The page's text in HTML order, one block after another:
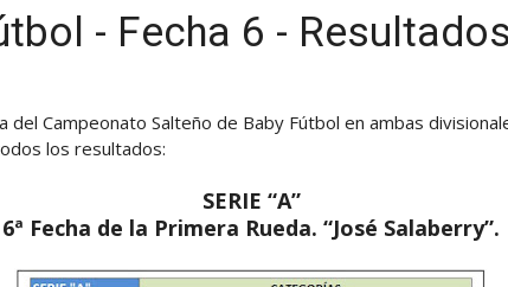
- Fecha 6 - Resultados
del Campeonato Salteño de Baby Fútbol en ambas
los resultados:
SERIE “A”
6ª Fecha de la Primera Rueda. “José Salaberry”.